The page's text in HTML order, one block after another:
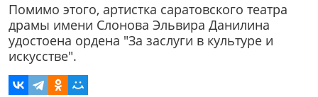
Помимо этого, артистка саратовского театра
драмы имени Слонова Эльвира Данилина
удостоена ордена "За заслуги в культуре и
искусстве".